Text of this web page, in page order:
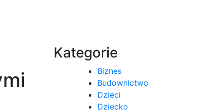
Kategorie
Biznes
Budownictwo
Dzieci
Dziecko